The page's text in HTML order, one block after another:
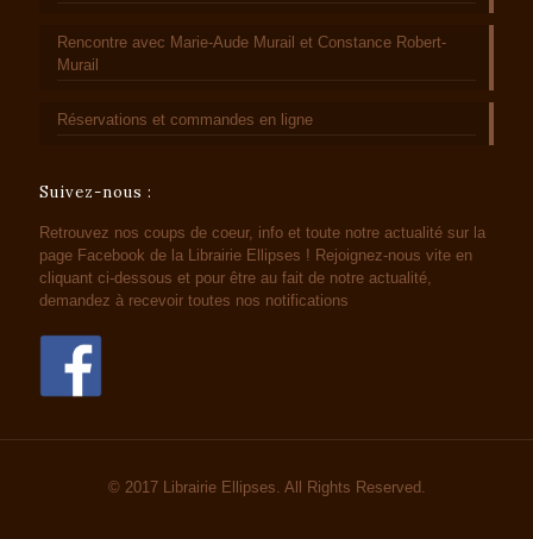
Rencontre avec Marie-Aude Murail et Constance Robert-
Murail
Réservations et commandes en ligne
Suivez-nous :
Retrouvez nos coups de coeur, info et toute notre actualité sur la
page Facebook de la Librairie Ellipses ! Rejoignez-nous vite en
cliquant ci-dessous et pour être au fait de notre actualité,
demandez à recevoir toutes nos notifications
© 2017 Librairie Ellipses. All Rights Reserved.